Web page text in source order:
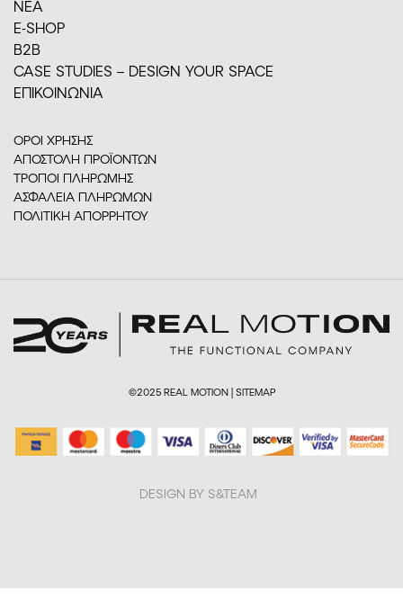
ΝΕΑ
E-SHOP
Β2Β
CASE STUDIES – DESIGN YOUR SPACE
ΕΠΙΚΟΙΝΩΝΙΑ
ΟΡΟΙ ΧΡΗΣΗΣ
ΑΠΟΣΤΟΛΗ ΠΡΟΪΟΝΤΩΝ
ΤΡΟΠΟΙ ΠΛΗΡΩΜΗΣ
ΑΣΦΑΛΕΙΑ ΠΛΗΡΩΜΩΝ
ΠΟΛΙΤΙΚΗ ΑΠΟΡΡΗΤΟΥ
©2025 REAL MOTION | SITEMAP
DESIGN BY S&TEAM